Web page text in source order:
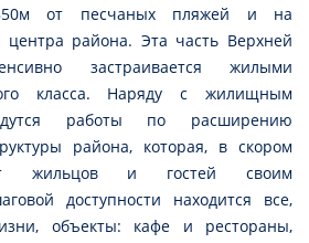
от песчаных пляжей и на
центра района. Эта часть Верхней
застраивается жилыми
класса. Наряду с жилищным
работы по расширению
района, которая, в скором
жильцов и гостей своим
доступности находится все,
объекты: кафе и рестораны,